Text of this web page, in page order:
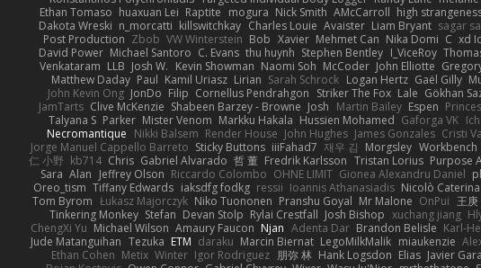
Ethan Tomaso huaxuan Lei Raptite mogura Nick Smith AMcCarroll high
Dakota Wreski n_morcatti killswitchkay Charles Louie Avaister Liam Bryant sagar
Post Production Zbob VW Winterstein Bob Xavier Mehmet Can Nika Domi C xd
David Power Michael Santoro C. Evans thu huynh Stephen Bentley I_ViceRoy
Venkataram LLB Josh W. Kevin Showman Naomi Soh McCoder John Elliotte
Matthew Daday Paul Kamil Uriasz Lirian Sarah Schrock Logan Hertz Gaël Gilly
John Kevin Ong JonDo Filip Cornellus Pendrahgon Striker The Fox Lale Gökhan
JamTarts Clive McKenzie Shabeen Barzey - Browne Josh Martin Bailey Espen
Talyana S Parker Mister Venom Markku Hakala Hussien Mohamed Gaforga VK
Necromantique Nikki Balsem Render House John Hughes James Gonzales Cristi
Jorge Manuel Cappello Barreto Sticky Buttons iiiFahad7 재우 김 Morgsley Workbench
仁 小野 kb714 Chris Gabriel Alvarado 哲 董 Fredrik Karlsson Tristan Lorius Purpose
Sara Alan Jeffrey Olson Riccardo Colombo OHNE LIMIT Gionea Alexandru Daniel
Oreo_tism Tiffany Edwards iaksdfg fodkg ressii Ioannis Athanasiadis Nicolò Caterina
Tom Byrom Łukasz Majorczyk Niko Tuononen Pranshu Goyal Mr Malone OnPui 王庚
Tinkering Monkey Stefan Devan Stolp Rylai Crestfall Josh Bishop xuchang jiang
ChengXi Yu Michael Wilson Amaury Faucon Njan Adenta Dar Brandon Belisle Karl-
Jude Matanguihan Tezuka ETM daraku Marcin Biernat LegoMilkMalik miaukenzie
Ethan Cohen Metix Winter Igor Rodriguez 朋弥 林 Hank Logsdon Elias Javier